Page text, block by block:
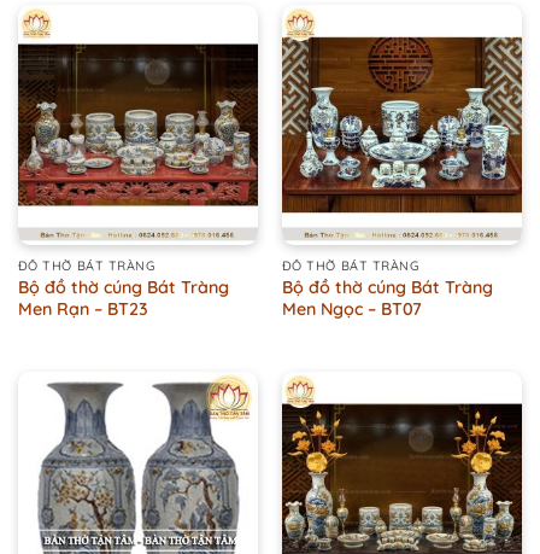
ĐỒ THỜ BÁT TRÀNG
Bộ đồ thờ cúng Bát Tràng
Men Rạn – BT23
ĐỒ THỜ BÁT TRÀNG
Bộ đồ thờ cúng Bát Tràng
Men Ngọc – BT07